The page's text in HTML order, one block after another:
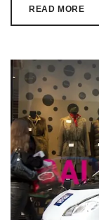
READ MORE